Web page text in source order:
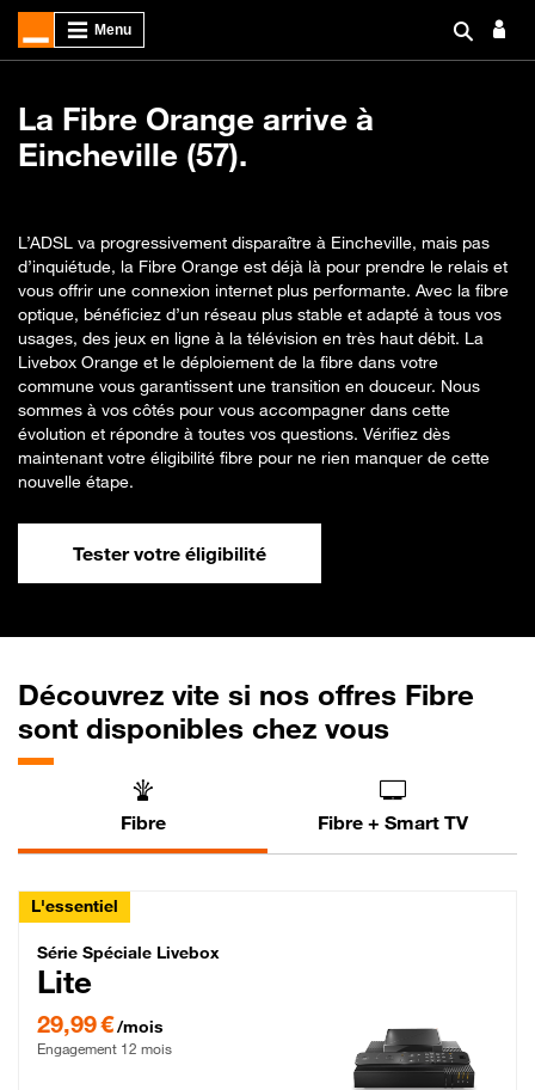
La Fibre Orange arrive à
Eincheville (57).
L’ADSL va progressivement disparaître à Eincheville, mais pas
d’inquiétude, la Fibre Orange est déjà là pour prendre le relais et
vous offrir une connexion internet plus performante. Avec la fibre
optique, bénéficiez d’un réseau plus stable et adapté à tous vos
usages, des jeux en ligne à la télévision en très haut débit. La
Livebox Orange et le déploiement de la fibre dans votre
commune vous garantissent une transition en douceur. Nous
sommes à vos côtés pour vous accompagner dans cette
évolution et répondre à toutes vos questions. Vérifiez dès
maintenant votre éligibilité fibre pour ne rien manquer de cette
nouvelle étape.
Tester votre éligibilité
Découvrez vite si nos offres Fibre
sont disponibles chez vous
Fibre Fibre + Smart TV
L'essentiel
Série Spéciale Livebox Lite Fibre
Série Spéciale Livebox
Lite
29,99 €/mois
Engagement 12 mois